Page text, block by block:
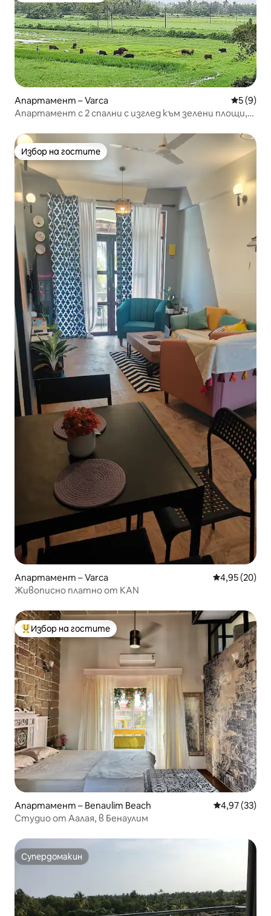
Апартамент – Varca Средна
5 (9)
Апартамент с 2 спални с изглед към зелени площи,
Избор на гостите
Избор на гостите
Апартамент – Varca Средна
4,95 (20)
Живописно платно от KAN
Най-популярен избор на гостите
Избор на гостите
Апартамент – Benaulim Beach Средна
4,97 (33)
Студио от Аалая, в Бенаулим
Супердомакин
Супердомакин